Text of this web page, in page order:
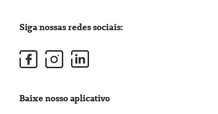
Siga nossas redes sociais:
Baixe nosso aplicativo